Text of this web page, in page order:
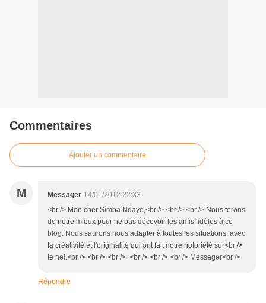
Commentaires
Ajouter un commentaire
M Messager 14/01/2012 22:33
<br /> Mon cher Simba Ndaye,<br /> <br /> <br /> Nous ferons
de notre mieux pour ne pas décevoir les amis fidèles à ce
blog. Nous saurons nous adapter à toutes les situations, avec
la créativité et l'originalité qui ont fait notre notoriété sur<br />
le net.<br /> <br /> <br /> <br /> <br /> <br /> Messager<br />
Répondre